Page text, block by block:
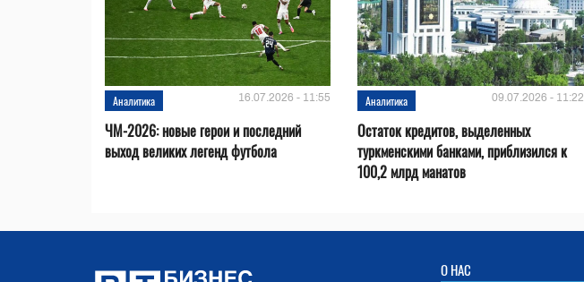
Аналитика 16.07.2026 - 11:55
ЧМ-2026: новые герои и последний
выход великих легенд футбола
Аналитика 09.07.2026 - 11:22
Остаток кредитов, выделенных
туркменскими банками, приблизился к
100,2 млрд манатов
О НАС